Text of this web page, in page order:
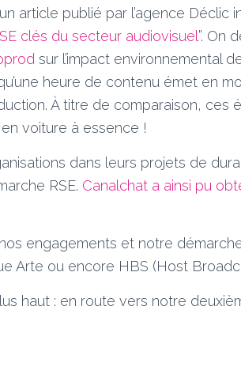
article publié par l’agence Déclic
clés du secteur audiovisuel ”. On
sur l’impact environnemental
heure de contenu émet en
Àtitre de comparaison, ces
voiture à essence !
dans leurs projets de
RSE. Canalchat a ainsi pu
engagements et notre
Arte ou encore HBS (Host
haut : en route vers notre